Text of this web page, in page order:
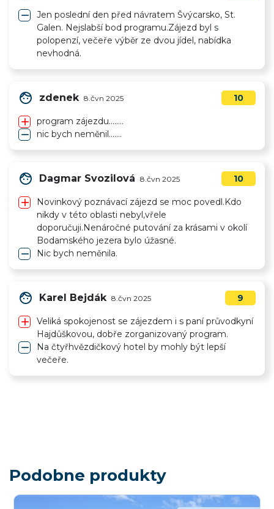
remove Jen poslední den před návratem Švýcarsko, St.
Galen. Nejslabší bod programu.Zájezd byl s
polopenzí, večeře výběr ze dvou jídel, nabídka
nevhodná.
face zdenek 8.čvn 2025
add program zájezdu........
remove nic bych neměnil.......
10
face Dagmar Svozilová 8.čvn 2025
add
Novinkový poznávací zájezd se moc povedl.Kdo
nikdy v této oblasti nebyl,vřele
doporučuji.Nenáročné putování za krásami v okolí
Bodamského jezera bylo úžasné.
remove Nic bych neměnila.
10
face Karel Bejdák 8.čvn 2025
add Veliká spokojenost se zájezdem i s paní průvodkyní
Hajdůškovou, dobře zorganizovaný program.
remove
Na čtyřhvězdičkový hotel by mohly být lepší
večeře.
9
Podobne produkty